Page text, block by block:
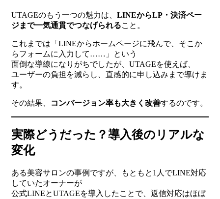
UTAGEのもう一つの魅力は、 LINEからLP・決済ペー
ジまで一気通貫でつなげられること。
これまでは「LINEからホームページに飛んで、そこか
らフォームに入力して……」という
面倒な導線になりがちでしたが、UTAGEを使えば、
ユーザーの負担を減らし、直感的に申し込みまで導けま
す。
その結果、 コンバージョン率も大きく改善するのです。
実際どうだった？導入後のリアルな
変化
ある美容サロンの事例ですが、もともと1人でLINE対応
していたオーナーが
公式LINEとUTAGEを導入したことで、返信対応はほぼ